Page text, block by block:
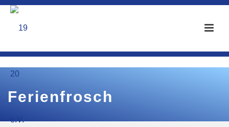
Ferienfrosch